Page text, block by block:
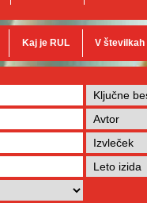
Kaj je RUL V številkah